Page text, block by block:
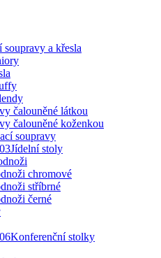
soupravy a křesla
čalouněné látkou
čalouněné koženkou
soupravy
Jídelní stoly
chromové
stříbrné
černé
Konferenční stolky